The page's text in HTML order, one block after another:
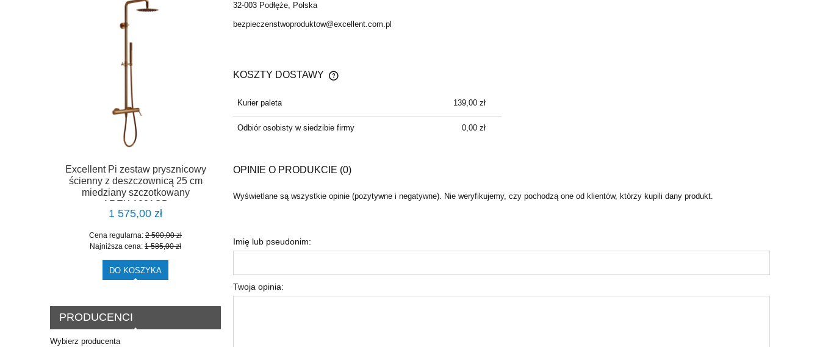
Excellent Pi zestaw prysznicowy
ścienny z deszczownicą 25 cm
miedziany szczotkowany
AREX.1281CB
1 575,00 zł
Cena regularna: 2 500,00 zł
Najniższa cena: 1 585,00 zł
DO KOSZYKA
PRODUCENCI
Wybierz producenta
32-003 Podłęże, Polska
bezpieczenstwoproduktow@excellent.com.pl
KOSZTY DOSTAWY
CENA NIE ZAWIERA EWENTUALNYCH
KOSZTÓW PŁATNOŚCI
Kurier paleta 139,00 zł
Odbiór osobisty w siedzibie firmy 0,00 zł
OPINIE O PRODUKCIE (0)
Wyświetlane są wszystkie opinie (pozytywne i negatywne). Nie weryfikujemy, czy pochodzą one od klientów, którzy kupili dany produkt.
Imię lub pseudonim:
Twoja opinia: